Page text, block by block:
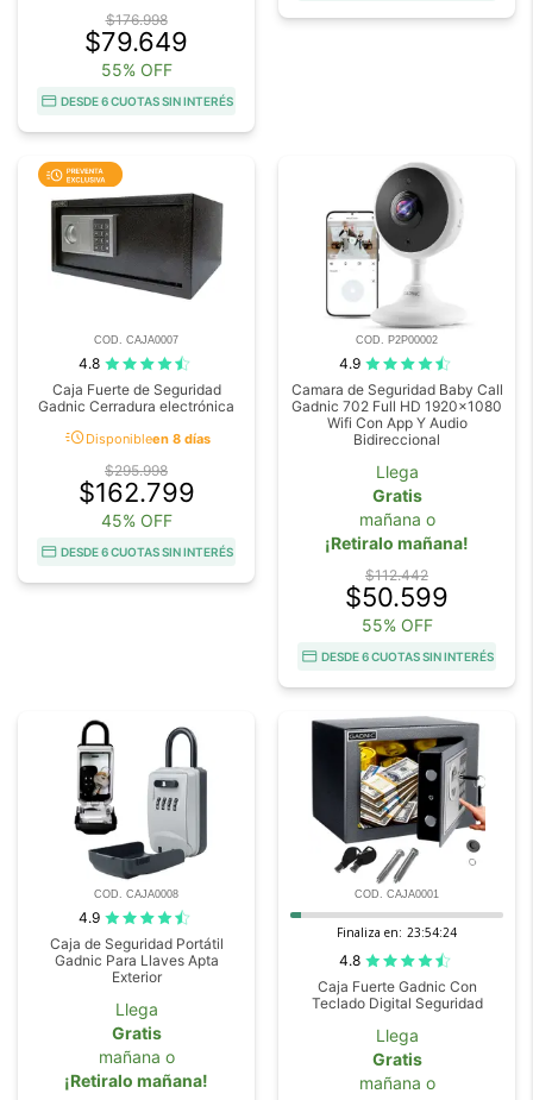
$176.998
$79.649
55% OFF
DESDE 6 CUOTAS SIN INTERÉS
COD. CAJA0007
4.8
Caja Fuerte de Seguridad
Gadnic Cerradura electrónica
acuteDisponibleen 8 días
$295.998
$162.799
45% OFF
DESDE 6 CUOTAS SIN INTERÉS
COD. P2P00002
4.9
Camara de Seguridad Baby Call
Gadnic 702 Full HD 1920x1080
Wifi Con App Y Audio
Bidireccional
Llega
Gratis
mañana o
¡Retiralo mañana!
$112.442
$50.599
55% OFF
DESDE 6 CUOTAS SIN INTERÉS
COD. CAJA0008
4.9
Caja de Seguridad Portátil
Gadnic Para Llaves Apta
Exterior
Llega
Gratis
mañana o
¡Retiralo mañana!
COD. CAJA0001
Finaliza en: 23:54:23
4.8
Caja Fuerte Gadnic Con
Teclado Digital Seguridad
Llega
Gratis
mañana o